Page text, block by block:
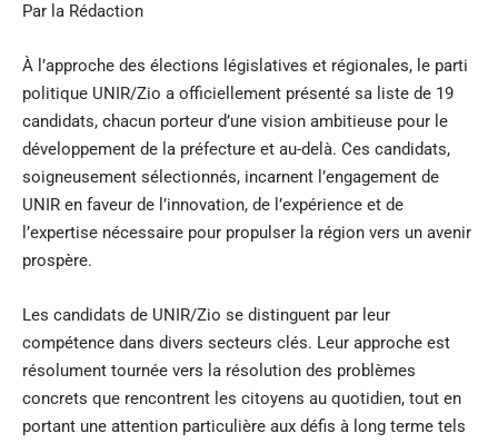
Par la Rédaction
À l’approche des élections législatives et régionales, le parti
politique UNIR/Zio a officiellement présenté sa liste de 19
candidats, chacun porteur d’une vision ambitieuse pour le
développement de la préfecture et au-delà. Ces candidats,
soigneusement sélectionnés, incarnent l’engagement de
UNIR en faveur de l’innovation, de l’expérience et de
l’expertise nécessaire pour propulser la région vers un avenir
prospère.
Les candidats de UNIR/Zio se distinguent par leur
compétence dans divers secteurs clés. Leur approche est
résolument tournée vers la résolution des problèmes
concrets que rencontrent les citoyens au quotidien, tout en
portant une attention particulière aux défis à long terme tels